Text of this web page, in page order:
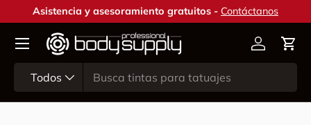
Ir al contenido
Asistencia y asesoramiento gratuitos - Contáctanos
Todos
Cuenta